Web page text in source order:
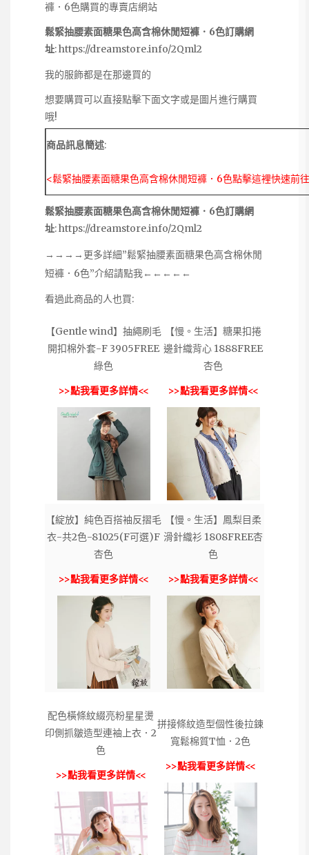
褲．6色購買的專賣店網站
鬆緊抽腰素面糖果色高含棉休閒短褲．6色訂購網
址:https://dreamstore.info/2Qml2
我的服飾都是在那邊買的
想要購買可以直接點擊下面文字或是圖片進行購買
哦!
商品訊息簡述:
<鬆緊抽腰素面糖果色高含棉休閒短褲．6色點擊這裡快速前
鬆緊抽腰素面糖果色高含棉休閒短褲．6色訂購網
址:https://dreamstore.info/2Qml2
→→→→更多詳細”鬆緊抽腰素面糖果色高含棉休閒
短褲．6色”介紹請點我←←←←←
看過此商品的人也買:
【Gentle wind】抽繩刷毛
開扣棉外套-F 3905FREE
綠色
>>點我看更多詳情<<
【慢。生活】糖果扣捲
邊針織背心 1888FREE
杏色
>>點我看更多詳情<<
【綻放】純色百搭袖反摺毛
衣-共2色-81025(F可選)F
杏色
>>點我看更多詳情<<
【慢。生活】鳳梨目柔
滑針織衫 1808FREE杏
色
>>點我看更多詳情<<
配色橫條紋綴亮粉星星燙
印側抓皺造型連袖上衣．2
色
>>點我看更多詳情<<
拼接條紋造型個性後拉鍊
寬鬆棉質T恤．2色
>>點我看更多詳情<<